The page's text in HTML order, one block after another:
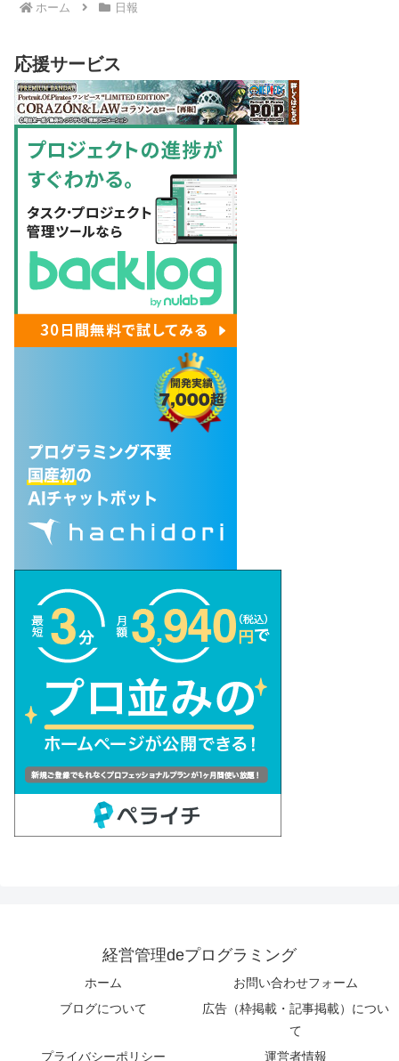
ホーム 日報
応援サービス
経営管理deプログラミング
ホーム
お問い合わせフォーム
ブログについて
広告（枠掲載・記事掲載）につい
て
プライバシーポリシー
運営者情報